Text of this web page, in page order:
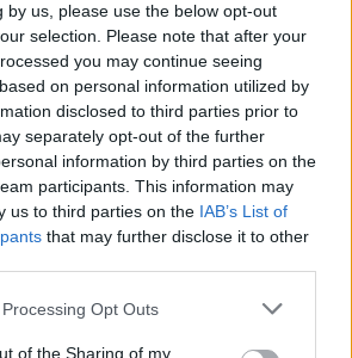
by us, please use the below opt-out
selection. Please note that after your
you may continue seeing
on personal information utilized by
disclosed to third parties prior to
separately opt-out of the further
information by third parties on the
participants. This information may
us to third parties on the IAB’s List of
that may further disclose it to other
website/app uses one or more Google
or usage behaviour. You may click to
Opt Outs
of the Sharing of my
WORKSHOP ÉS
VÁRJA A LÁTOGATÓKAT A